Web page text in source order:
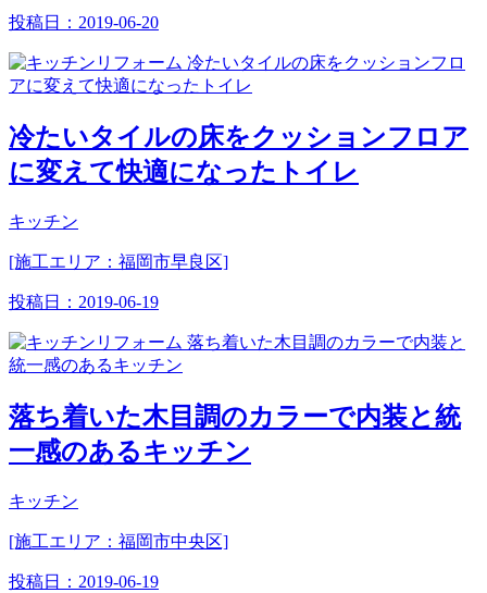
投稿日： 2019-06-20
冷たいタイルの床をクッションフロア
に変えて快適になったトイレ
キッチン
[施工エリア：福岡市早良区]
投稿日： 2019-06-19
落ち着いた木目調のカラーで内装と統
一感のあるキッチン
キッチン
[施工エリア：福岡市中央区]
投稿日： 2019-06-19